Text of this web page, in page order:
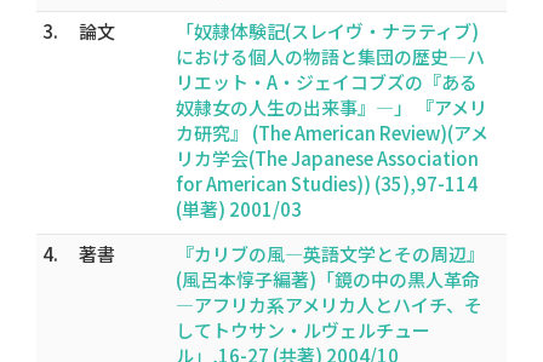
3.
論文
「奴隷体験記(スレイヴ・ナラティブ)
における個人の物語と集団の歴史―ハ
リエット・A・ジェイコブズの『ある
奴隷女の人生の出来事』―」 『アメリ
カ研究』 (The American Review)(アメ
リカ学会(The Japanese Association
for American Studies)) (35),97-114
(単著) 2001/03
4.
著書
『カリブの風―英語文学とその周辺』
(風呂本惇子編著)「鏡の中の黒人革命
―アフリカ系アメリカ人とハイチ、そ
してトウサン・ルヴェルチュー
ル」,16-27 (共著) 2004/10